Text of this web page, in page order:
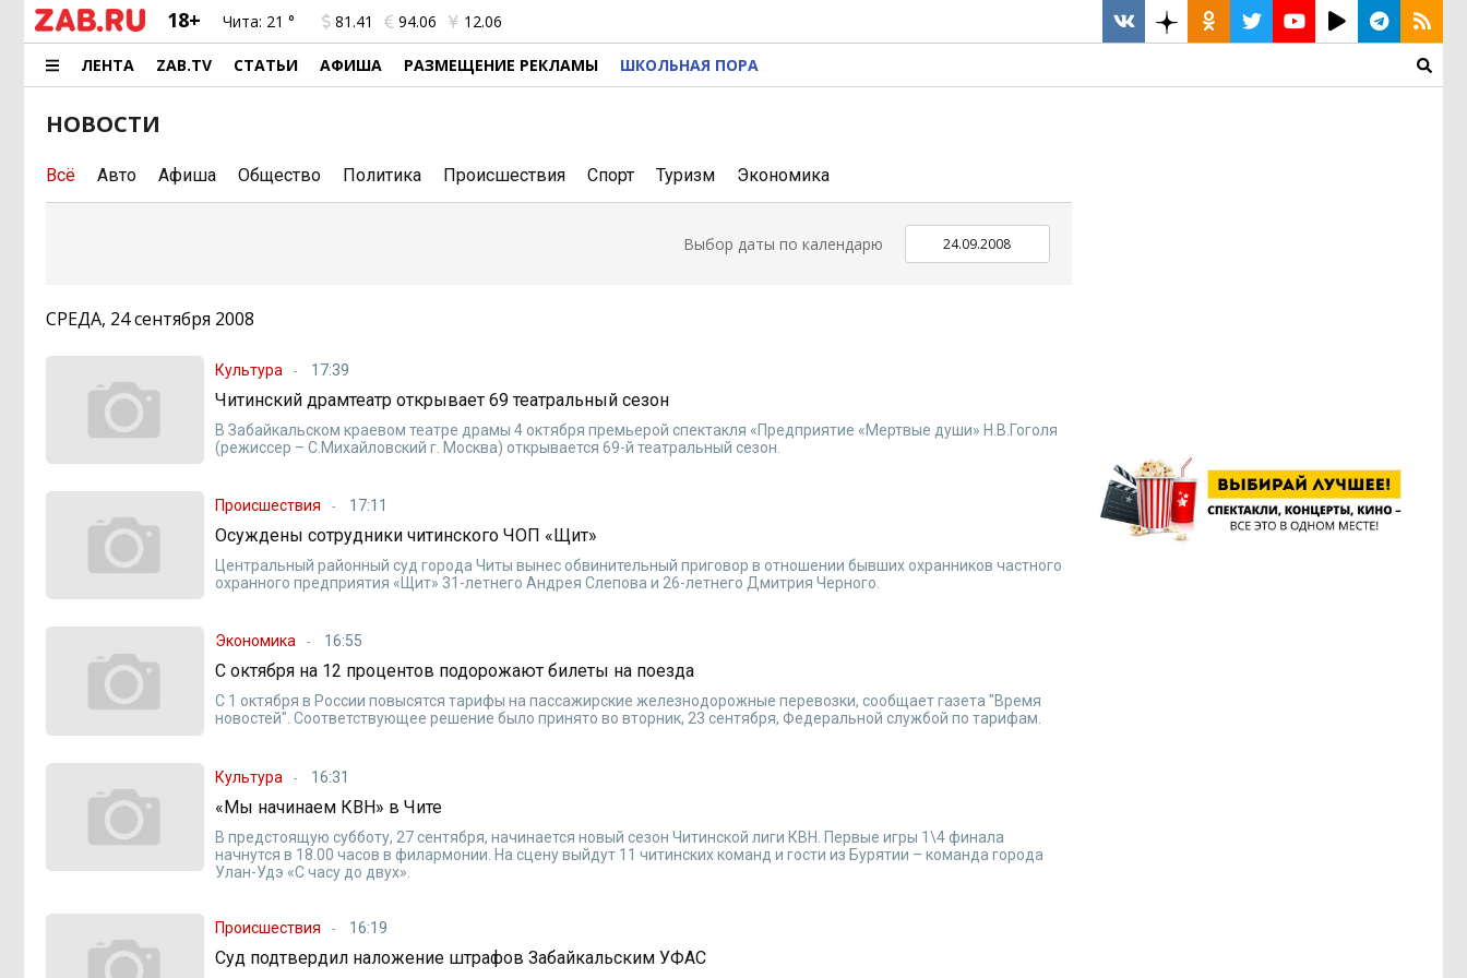
18+ Чита: 21 ° 81.41 94.06 12.06
ЛЕНТА ZAB.TV СТАТЬИ АФИША РАЗМЕЩЕНИЕ РЕКЛАМЫ ШКОЛЬНАЯ ПОРА
НОВОСТИ
Всё Авто Афиша Общество Политика Происшествия Спорт Туризм Экономика
Выбор даты по календарю
СРЕДА, 24 сентября 2008
Культура 17:39
Читинский драмтеатр открывает 69 театральный сезон
В Забайкальском краевом театре драмы 4 октября премьерой спектакля «Предприятие «Мертвые души» Н.В.Гоголя
(режиссер – С.Михайловский г. Москва) открывается 69-й театральный сезон.
Происшествия 17:11
Осуждены сотрудники читинского ЧОП «Щит»
Центральный районный суд города Читы вынес обвинительный приговор в отношении бывших охранников частного
охранного предприятия «Щит» 31-летнего Андрея Слепова и 26-летнего Дмитрия Черного.
Экономика 16:55
С октября на 12 процентов подорожают билеты на поезда
С 1 октября в России повысятся тарифы на пассажирские железнодорожные перевозки, сообщает газета "Время
новостей". Соответствующее решение было принято во вторник, 23 сентября, Федеральной службой по тарифам.
Культура 16:31
«Мы начинаем КВН» в Чите
В предстоящую субботу, 27 сентября, начинается новый сезон Читинской лиги КВН. Первые игры 1\4 финала
начнутся в 18.00 часов в филармонии. На сцену выйдут 11 читинских команд и гости из Бурятии – команда города
Улан-Удэ «С часу до двух».
Происшествия 16:19
Суд подтвердил наложение штрафов Забайкальским УФАС